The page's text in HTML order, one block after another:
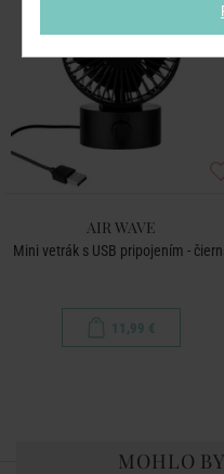
AIR WAVE
Mini vetrák s USB pripojením -
11,99 €
MOHLO